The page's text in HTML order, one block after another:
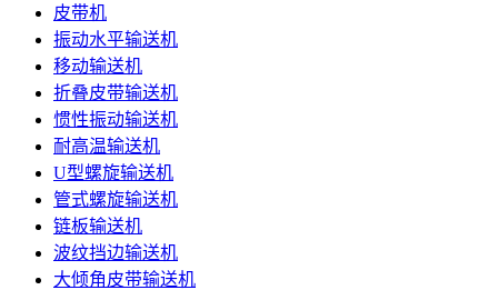
皮带机
振动水平输送机
移动输送机
折叠皮带输送机
惯性振动输送机
耐高温输送机
U型螺旋输送机
管式螺旋输送机
链板输送机
波纹挡边输送机
大倾角皮带输送机